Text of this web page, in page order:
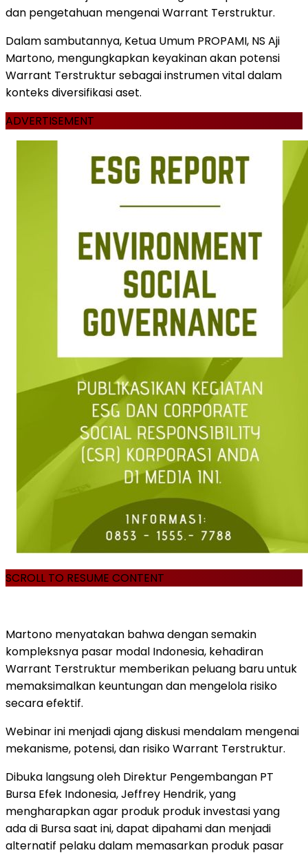
dan pengetahuan mengenai Warrant Terstruktur.
Dalam sambutannya, Ketua Umum PROPAMI, NS Aji
Martono, mengungkapkan keyakinan akan potensi
Warrant Terstruktur sebagai instrumen vital dalam
konteks diversifikasi aset.
ADVERTISEMENT
SCROLL TO RESUME CONTENT
Martono menyatakan bahwa dengan semakin
kompleksnya pasar modal Indonesia, kehadiran
Warrant Terstruktur memberikan peluang baru untuk
memaksimalkan keuntungan dan mengelola risiko
secara efektif.
Webinar ini menjadi ajang diskusi mendalam mengenai
mekanisme, potensi, dan risiko Warrant Terstruktur.
Dibuka langsung oleh Direktur Pengembangan PT
Bursa Efek Indonesia, Jeffrey Hendrik, yang
mengharapkan agar produk produk investasi yang
ada di Bursa saat ini, dapat dipahami dan menjadi
alternatif pelaku dalam memasarkan produk pasar